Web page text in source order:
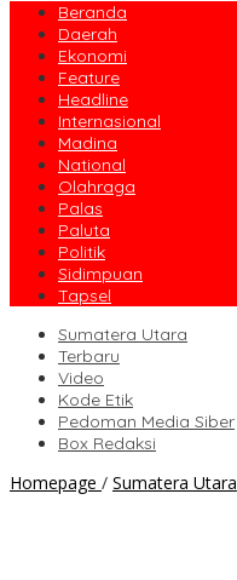
Beranda
Daerah
Ekonomi
Feature
Headline
Internasional
Madina
National
Olahraga
Palas
Paluta
Politik
Sidimpuan
Tapsel
Sumatera Utara
Terbaru
Video
Kode Etik
Pedoman Media Siber
Box Redaksi
Homepage / Sumatera Utara